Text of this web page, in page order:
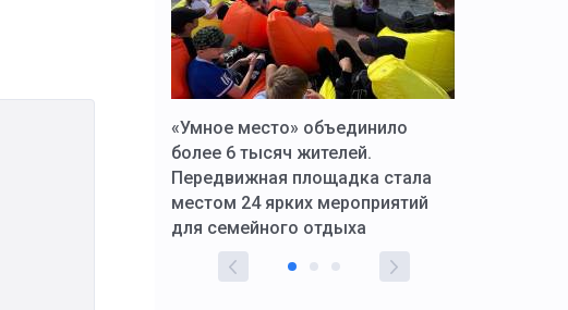
«Умное место» объединило
более 6 тысяч жителей.
Передвижная площадка стала
местом 24 ярких мероприятий
для семейного отдыха